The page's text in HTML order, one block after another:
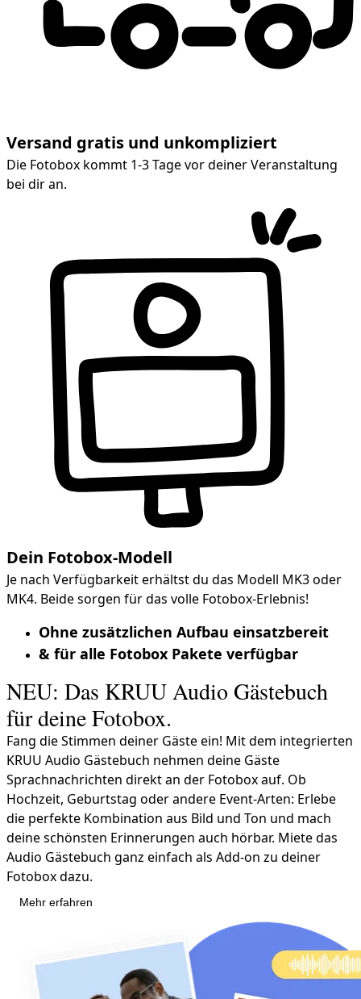
Versand gratis und unkompliziert
Die Fotobox kommt 1-3 Tage vor deiner Veranstaltung
bei dir an.
Dein Fotobox-Modell
Je nach Verfügbarkeit erhältst du das Modell MK3 oder
MK4. Beide sorgen für das volle Fotobox-Erlebnis!
Ohne zusätzlichen Aufbau einsatzbereit
& für alle Fotobox Pakete verfügbar
NEU: Das KRUU Audio Gästebuch
für deine Fotobox.
Fang die Stimmen deiner Gäste ein! Mit dem integrierten
KRUU Audio Gästebuch nehmen deine Gäste
Sprachnachrichten direkt an der Fotobox auf. Ob
Hochzeit, Geburtstag oder andere Event-Arten: Erlebe
die perfekte Kombination aus Bild und Ton und mach
deine schönsten Erinnerungen auch hörbar. Miete das
Audio Gästebuch ganz einfach als Add-on zu deiner
Fotobox dazu.
Mehr erfahren